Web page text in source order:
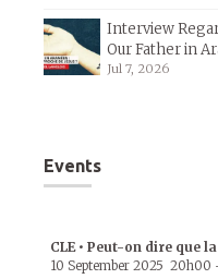
Interview
Our Father in
Jul 7, 2026
Events
CLE • Peut-on dire que
10 September 2025 20h00